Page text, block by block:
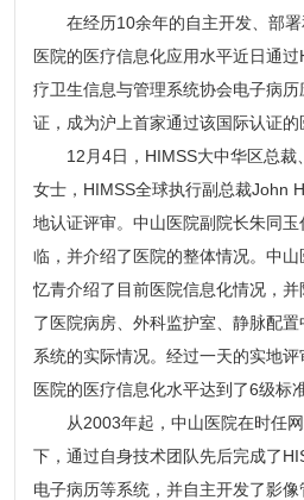
在经历10余年的自主开发、部署
医院的医疗信息化应用水平近日通
疗卫生信息与管理系统协会电子病
证，成为沪上首家通过该国际认证的
12月4日，HIMSS大中华区总裁
女士，HIMSS全球执行副总裁John
地认证评审。中山医院副院长朱同
临，并介绍了医院的整体情况。中
忆青介绍了目前医院信息化情况，
了医院病房、外科监护室、静脉配
系统的实际情况。经过一天的实地
医院的医疗信息化水平达到了6级标准
从2003年起，中山医院在时任网
下，通过自身技术团队先后完成了
电子病历等系统，并自主开发了影